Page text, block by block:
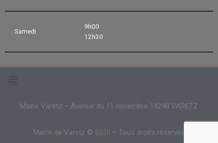
Samedi
9h00
12h30
Mairie Varetz – Avenue du 11 novembre 19240 VARETZ
Mairie de Varetz © 2020 – Tous droits réservés